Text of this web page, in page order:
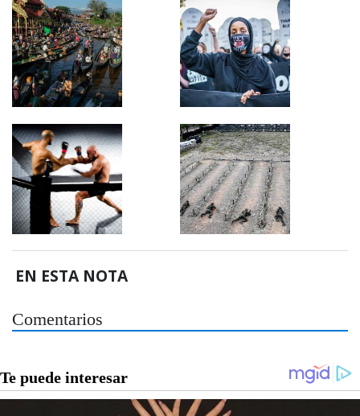
EN ESTA NOTA
Comentarios